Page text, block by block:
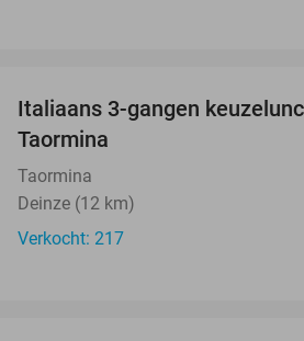
Italiaans 3-gangen
Taormina
Taormina
Deinze (12 km)
Verkocht: 217